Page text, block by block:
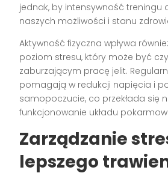
jednak, by intensywność
naszych możliwości i stanu
Aktywność fizyczna wpływa
poziom stresu, który może być
zaburzającym pracę jelit.
pomagają w redukcji napięcia i
samopoczucie, co przekłada się
funkcjonowanie układu
Zarządzanie
lepszego